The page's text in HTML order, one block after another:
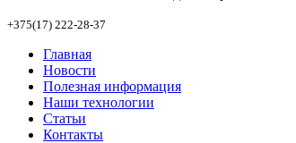
+375(17) 222-28-37
Главная
Новости
Полезная информация
Наши технологии
Статьи
Контакты